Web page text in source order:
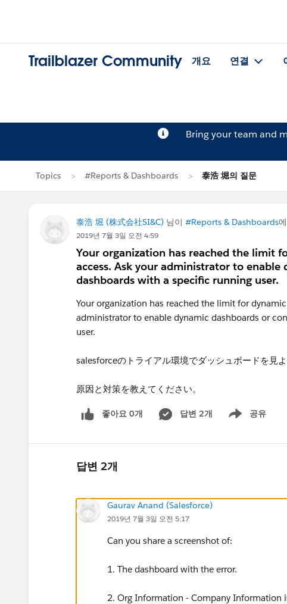
Trailblazer Community 개요 연결
Bring your team and
Topics #Reports & Dashboards 泰浩 堀의 질문
泰浩 堀 (株式会社SI&C) 님이 #Reports & Dashboards
2019년 7월 3일 오전 4:59
Your organization has reached the limit
access. Ask your administrator to
dashboards with a specific running user.
Your organization has reached the limit for
administrator to enable dynamic dashboards or
user.
salesforceのトライアル環境でダッシュボードを見
原因と対策を教えてください。
좋아요 0개 답변 2개 공유
Show menu
답변 2개
Gaurav Anand (Salesforce)
2019년 7월 3일 오전 5:17
Can you share a screenshot of:
1. The dashboard with the error.
2. Org Information - Company Information